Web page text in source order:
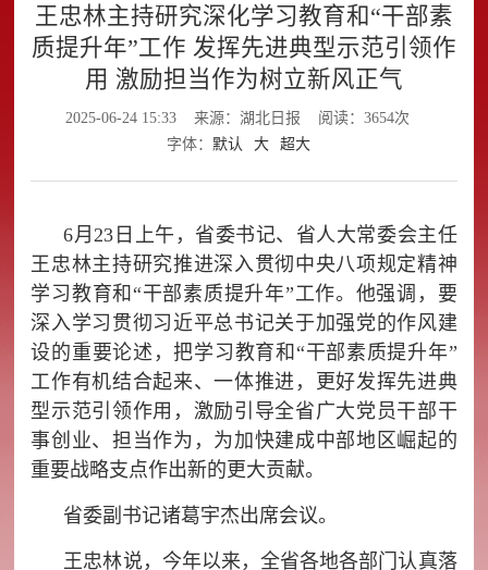
王忠林主持研究深化学习教育和“干部素
质提升年”工作 发挥先进典型示范引领作
用 激励担当作为树立新风正气
2025-06-24 15:33 来源：湖北日报
阅读：3654次
字体： 默认 大 超大
6月23日上午，省委书记、省人大常委会主任
王忠林主持研究推进深入贯彻中央八项规定精神
学习教育和“干部素质提升年”工作。他强调，要
深入学习贯彻习近平总书记关于加强党的作风建
设的重要论述，把学习教育和“干部素质提升年”
工作有机结合起来、一体推进，更好发挥先进典
型示范引领作用，激励引导全省广大党员干部干
事创业、担当作为，为加快建成中部地区崛起的
重要战略支点作出新的更大贡献。
省委副书记诸葛宇杰出席会议。
王忠林说，今年以来，全省各地各部门认真落